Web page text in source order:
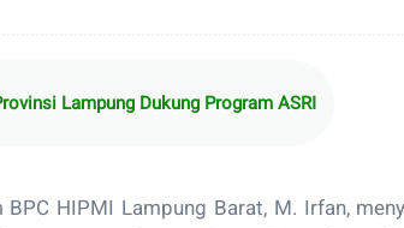
Lampung Dukung Program ASRI
BPC HIPMI Lampung Barat, M. Irfan,